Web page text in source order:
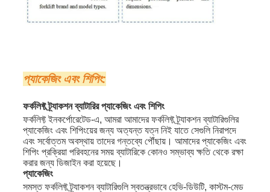
প্যাকেজিং এবং শিপিং:
ফর্কলিফ্ট ট্র্যাকশন ব্যাটারির প্যাকেজিং এবং শিপিং
ফর্কলিফ্ট ইনকর্পোরেটেড-এ, আমরা আমাদের ফর্কলিফ্ট ট্র্যাকশন ব্যাটারিগুলির
প্যাকেজিং এবং শিপিংয়ের জন্য অত্যন্ত যত্ন নিই যাতে সেগুলি নিরাপদে
এবং সর্বোত্তম অবস্থায় তাদের গন্তব্যে পৌঁছায়। আমাদের প্যাকেজিং এবং
শিপিং প্রক্রিয়া পরিবহনের সময় ব্যাটারিকে কোনও সম্ভাব্য ক্ষতি থেকে রক্ষা
করার জন্য ডিজাইন করা হয়েছে।
প্যাকেজিং
সমস্ত ফর্কলিফ্ট ট্র্যাকশন ব্যাটারিগুলি স্বতন্ত্রভাবে হেভি-ডিউটি, কাস্টম-মেড